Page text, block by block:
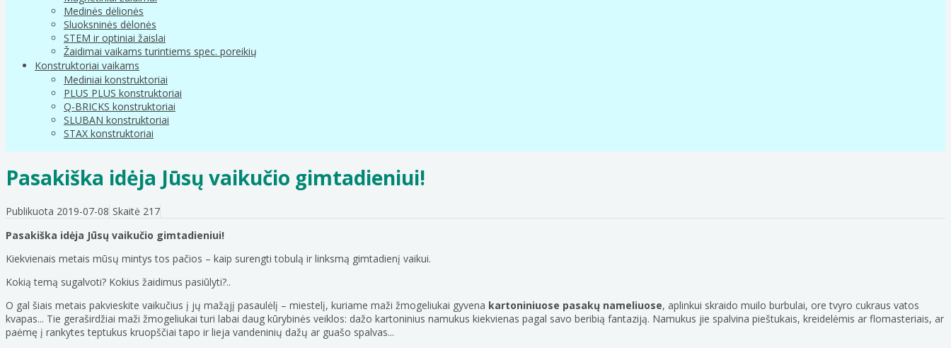
Medinės dėlionės
Sluoksninės dėlonės
STEM ir optiniai žaislai
Žaidimai vaikams turintiems spec. poreikių
Konstruktoriai vaikams
Mediniai konstruktoriai
PLUS PLUS konstruktoriai
Q-BRICKS konstruktoriai
SLUBAN konstruktoriai
STAX konstruktoriai
Pasakiška idėja Jūsų vaikučio gimtadieniui!
Publikuota 2019-07-08 Skaitė 217
Pasakiška idėja Jūsų vaikučio gimtadieniui!
Kiekvienais metais mūsų mintys tos pačios – kaip surengti tobulą ir linksmą gimtadienį vaikui.
Kokią temą sugalvoti? Kokius žaidimus pasiūlyti?..
O gal šiais metais pakvieskite vaikučius į jų mažąjį pasaulėlį – miestelį, kuriame maži žmogeliukai gyvena kartoniniuose pasakų nameliuose, aplinkui skraido muilo burbulai, ore tvyro cukraus vatos
kvapas... Tie geraširdžiai maži žmogeliukai turi labai daug kūrybinės veiklos: dažo kartoninius namukus kiekvienas pagal savo beribią fantaziją. Namukus jie spalvina pieštukais, kreidelėmis ar flomasteriais, ar
paėmę į rankytes teptukus kruopščiai tapo ir lieja vandeninių dažų ar guašo spalvas...